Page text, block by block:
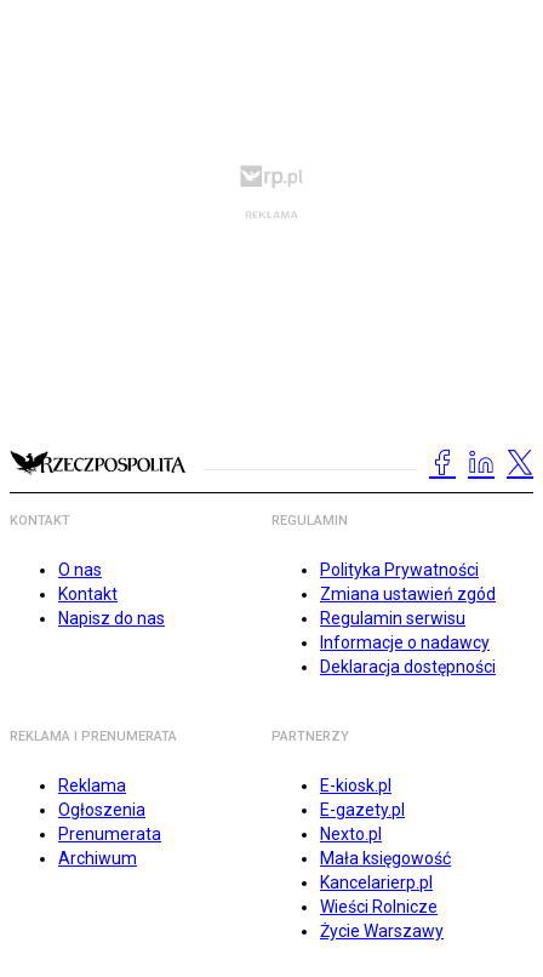
KONTAKT
O nas
Kontakt
Napisz do nas
REGULAMIN
Polityka Prywatności
Zmiana ustawień zgód
Regulamin serwisu
Informacje o nadawcy
Deklaracja dostępności
REKLAMA I PRENUMERATA
Reklama
Ogłoszenia
Prenumerata
Archiwum
PARTNERZY
E-kiosk.pl
E-gazety.pl
Nexto.pl
Mała księgowość
Kancelarierp.pl
Wieści Rolnicze
Życie Warszawy